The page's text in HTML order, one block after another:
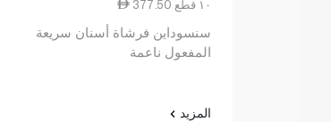
377.50 ١٠ قطع
سنسوداين فرشاة أسنان سريعة
المفعول ناعمة
المزيد